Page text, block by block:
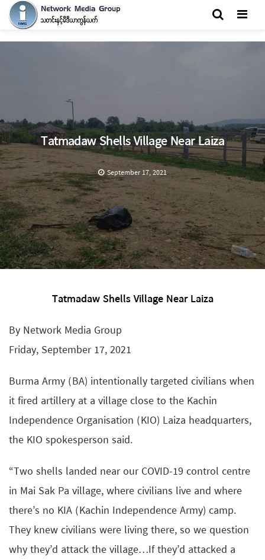
Tatmadaw Shells Village Near Laiza
September 17, 2021
Tatmadaw Shells Village Near Laiza
By Network Media Group
Friday, September 17, 2021
Burma Army (BA) intentionally targeted civilians when
it fired artillery at a village close to the Kachin
Independence Organisation (KIO) Laiza headquarters,
the KIO spokesperson said.
“Two shells landed near our COVID-19 control centre
in Mai Sak Pa village, where civilians live and where
there’s no KIA (Kachin Independence Army) camp.
They knew civilians were living there, so we question
why they’d attack the village…If they’d attacked a